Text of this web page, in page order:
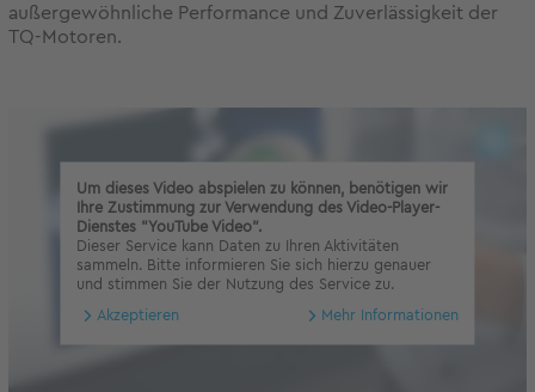
außergewöhnliche Performance und Zuverlässigkeit der
TQ-Motoren.
Um dieses Video abspielen zu können, benötigen wir
Ihre Zustimmung zur Verwendung des Video-Player-
Dienstes "YouTube Video".
Dieser Service kann Daten zu Ihren Aktivitäten
sammeln. Bitte informieren Sie sich hierzu genauer
und stimmen Sie der Nutzung des Service zu.
Akzeptieren Mehr Informationen